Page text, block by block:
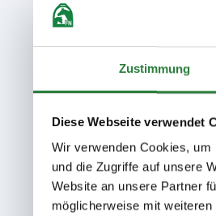
Zustimmung
Diese Webseite verwendet
Wir verwenden Cookies,
und die Zugriffe auf unsere
Website an unsere Partner
möglicherweise mit
unberührt
zwingenden
Starts in
jeweiligen LP
a) nur FN
jeweiligen LP
b) nur
höheren Lkl.
c) .Anzahl der